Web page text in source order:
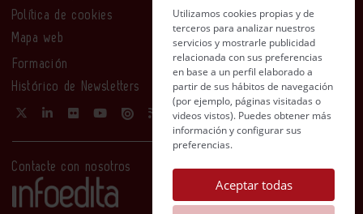
Política de cookies
Mapa web
Formación
Histórico de Newsletters
Contacte con nosotros
Utilizamos cookies propias y de
terceros para analizar nuestros
servicios y mostrarle publicidad
relacionada con sus preferencias
en base a un perfil elaborado a
partir de sus hábitos de navegación
(por ejemplo, páginas visitadas o
videos vistos). Puedes obtener más
información y configurar sus
preferencias.
Aceptar todas